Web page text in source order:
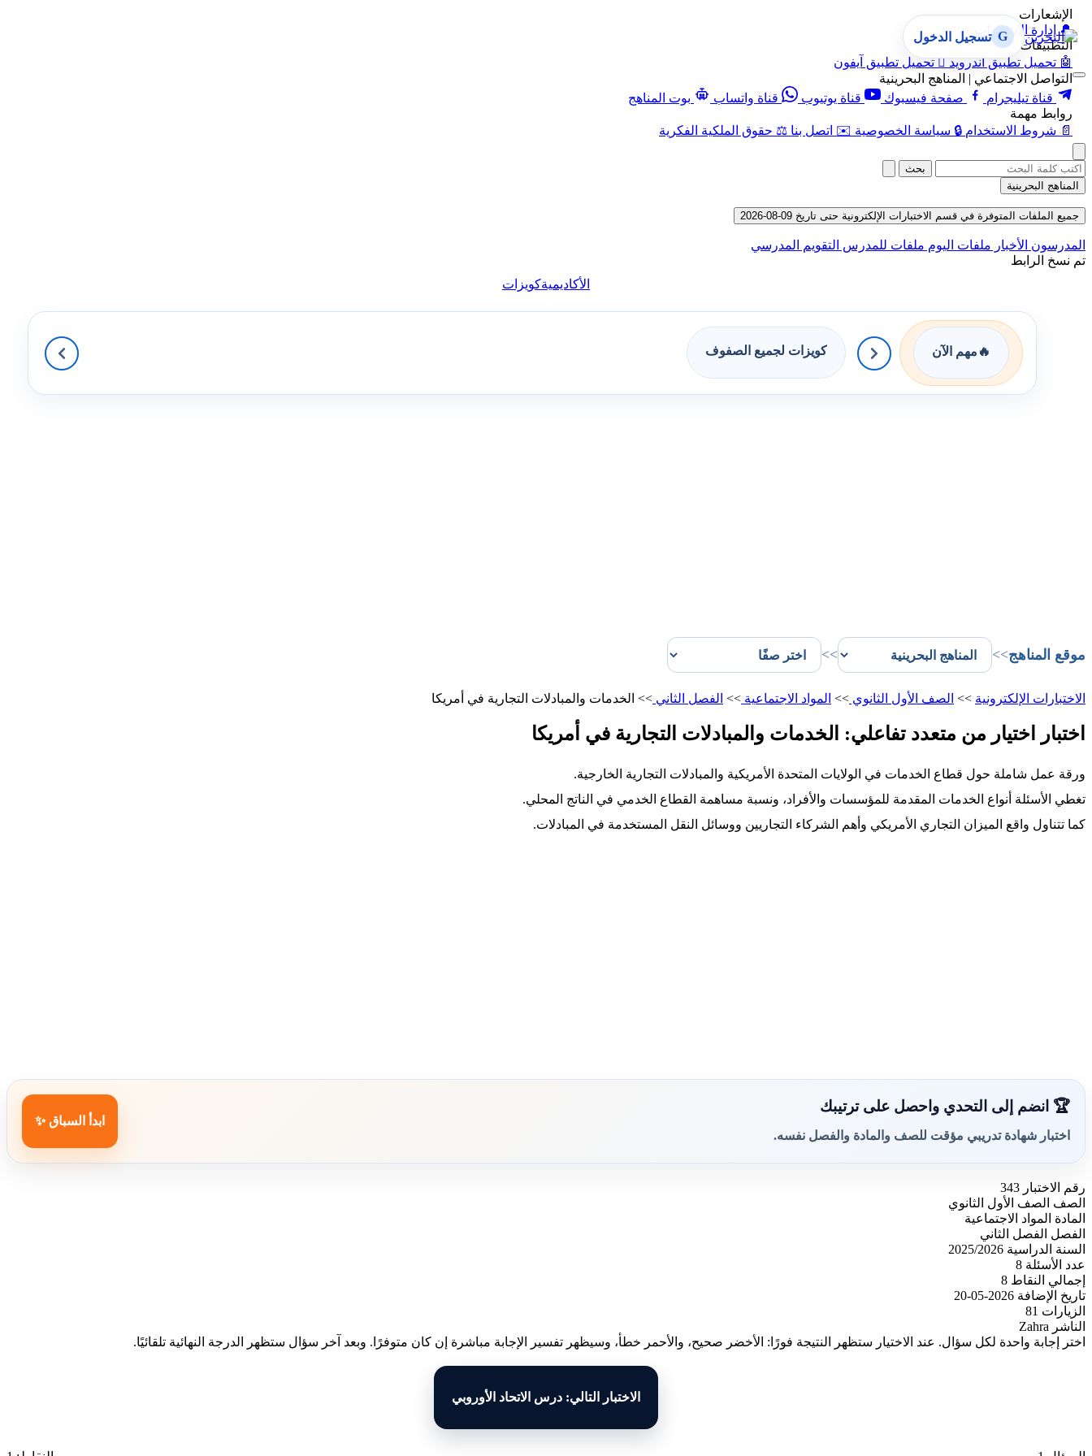
الإشعارات
🔔 إدارة الإشعارات
التطبيقات
🤖 تحميل تطبيق أندرويد  تحميل تطبيق آيفون
التواصل الاجتماعي | المناهج البحرينية
قناة تيليجرام
صفحة فيسبوك قناة يوتيوب قناة واتساب
بوت المناهج
روابط مهمة
📄 شروط الاستخدام 🔒 سياسة الخصوصية ✉️ اتصل بنا ⚖️ حقوق الملكية الفكرية
G تسجيل الدخول
بحث
المناهج البحرينية
جميع الملفات المتوفرة في قسم الاختبارات الإلكترونية حتى تاريخ 09-08-2026
المدرسون الأخبار ملفات اليوم ملفات للمدرس التقويم المدرسي
تم نسخ الرابط
الأكاديميةكويزات
🔥 مهم الآن كويزات لجميع الصفوف
موقع المناهج>>
>>
الاختبارات الإلكترونية >> الصف الأول الثانوي >> المواد الاجتماعية >> الفصل الثاني >> الخدمات والمبادلات التجارية في أمريكا
اختبار اختيار من متعدد تفاعلي: الخدمات والمبادلات التجارية في أمريكا
ورقة عمل شاملة حول قطاع الخدمات في الولايات المتحدة الأمريكية والمبادلات التجارية الخارجية.
تغطي الأسئلة أنواع الخدمات المقدمة للمؤسسات والأفراد، ونسبة مساهمة القطاع الخدمي في الناتج المحلي.
كما تتناول واقع الميزان التجاري الأمريكي وأهم الشركاء التجاريين ووسائل النقل المستخدمة في المبادلات.
🏆 انضم إلى التحدي واحصل على ترتيبك
اختبار شهادة تدريبي مؤقت للصف والمادة والفصل نفسه.
ابدأ السباق ✨
رقم الاختبار 343
الصف الصف الأول الثانوي
المادة المواد الاجتماعية
الفصل الفصل الثاني
السنة الدراسية 2025/2026
عدد الأسئلة 8
إجمالي النقاط 8
تاريخ الإضافة 2026-05-20
الزيارات 81
الناشر Zahra
اختر إجابة واحدة لكل سؤال. عند الاختيار ستظهر النتيجة فورًا: الأخضر صحيح، والأحمر خطأ، وسيظهر تفسير الإجابة مباشرة إن كان متوفرًا. وبعد آخر سؤال ستظهر الدرجة النهائية تلقائيًا.
الاختبار التالي: درس الاتحاد الأوروبي